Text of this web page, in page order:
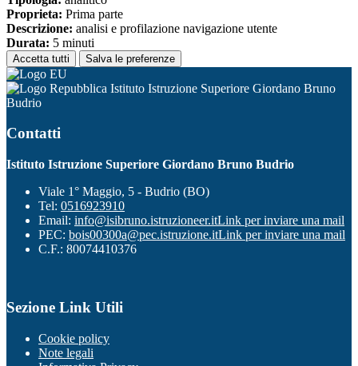
Proprieta: Prima parte
Descrizione: analisi e profilazione navigazione utente
Durata: 5 minuti
Accetta tutti Salva le preferenze
Istituto Istruzione Superiore Giordano Bruno
Budrio
Contatti
Istituto Istruzione Superiore Giordano Bruno Budrio
Viale 1° Maggio, 5 - Budrio (BO)
Tel: 0516923910
Email: info@isibruno.istruzioneer.itLink per inviare una mail
PEC: bois00300a@pec.istruzione.itLink per inviare una mail
C.F.: 80074410376
Sezione Link Utili
Cookie policy
Note legali